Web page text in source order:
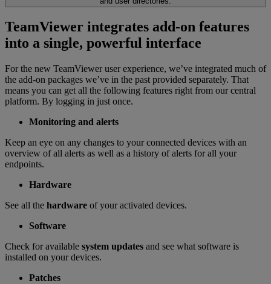
TeamViewer integrates add-on features
into a single, powerful interface
For the new TeamViewer user experience, we’ve integrated much of
the add-on packages we’ve in the past provided separately. That
means you can get all the following features right from our central
platform. By logging in just once.
Monitoring and alerts
Keep an eye on any changes to your connected devices with an
overview of all alerts as well as a history of alerts for all your
endpoints.
Hardware
See all the hardware of your activated devices.
Software
Check for available system updates and see what software is
installed on your devices.
Patches